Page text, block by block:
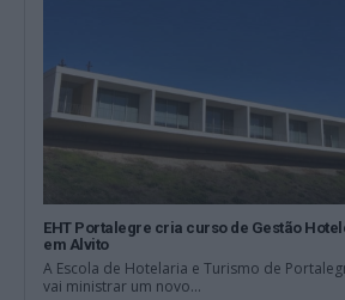
EHT Portalegre cria curso de Gestão
em Alvito
A Escola de Hotelaria e Turismo de
vai ministrar um novo...